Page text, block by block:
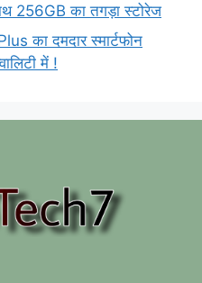
256GB का तगड़ा स्टोरेज
का दमदार स्मार्टफोन
में !